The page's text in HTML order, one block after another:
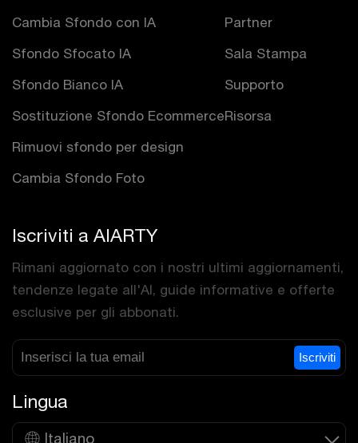
Cambia Sfondo con IA
Sfondo Sfocato IA
Sfondo Bianco IA
Sostituzione Sfondo Ecommerce
Rimuovi sfondo per design
Cambia Sfondo Foto
Partner
Sala Stampa
Supporto
Risorsa
Iscriviti a AIARTY
Rimani aggiornato con i nostri ultimi aggiornamenti,
tendenze legate all'AI, guide informative e offerte
esclusive per gli abbonati.
Iscriviti
Lingua
Italiano